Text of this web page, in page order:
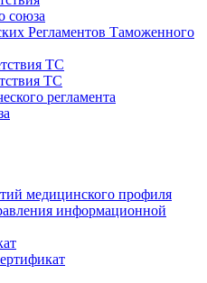
союза
Регламентов Таможенного
ТС
ТС
регламента
медицинского профиля
информационной